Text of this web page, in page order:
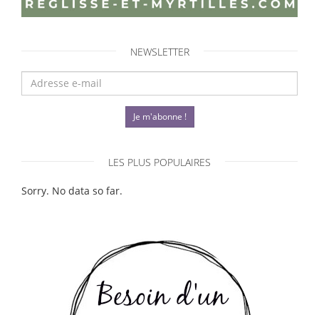
NEWSLETTER
Je m'abonne !
LES PLUS POPULAIRES
Sorry. No data so far.